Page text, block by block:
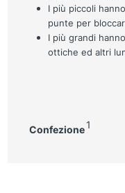
I più piccoli
punte per
I più grandi
ottiche ed altri
Confezione 1